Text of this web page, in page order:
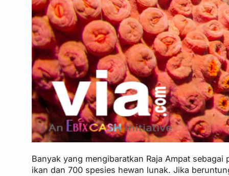
Banyak yang mengibaratkan Raja Ampat
ikan dan 700 spesies hewan lunak. Jika